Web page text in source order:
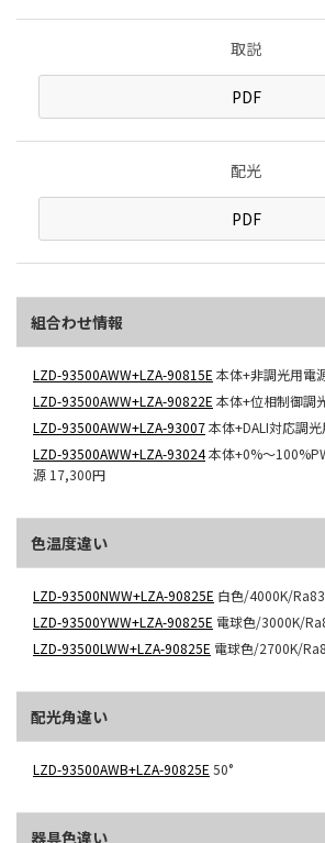
取説
PDF
配光
PDF
組合わせ情報
LZD-93500AWW+LZA-90815E 本体+非調光用電
LZD-93500AWW+LZA-90822E 本体+位相制御調
LZD-93500AWW+LZA-93007本体+DALI対応調
LZD-93500AWW+LZA-93024本体+0%～
源 17,300円
色温度違い
LZD-93500NWW+LZA-90825E 白色/4000K/Ra83
LZD-93500YWW+LZA-90825E 電球色/3000K/
LZD-93500LWW+LZA-90825E 電球色/2700K/
配光角違い
LZD-93500AWB+LZA-90825E 50°
器具色違い